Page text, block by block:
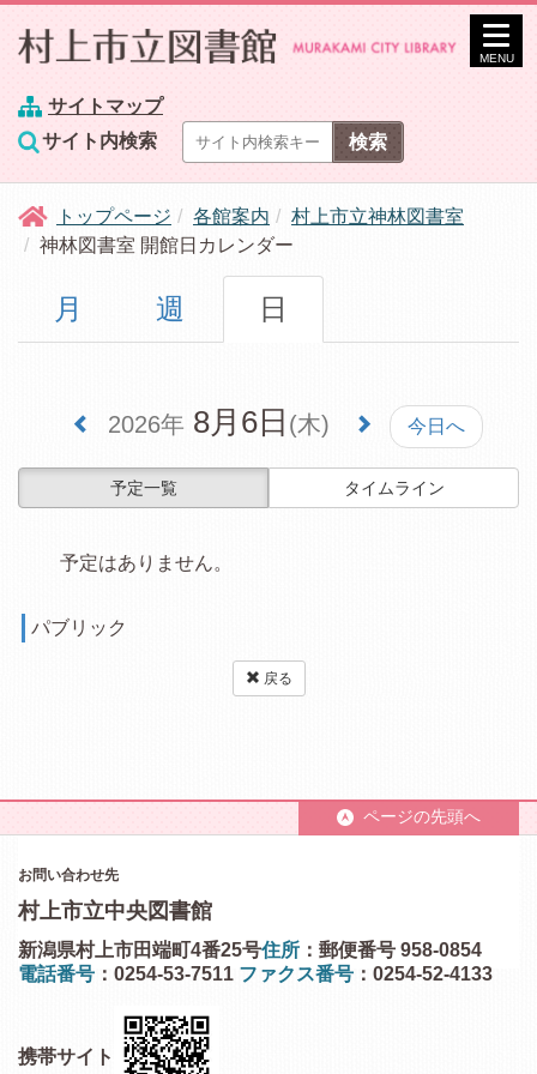
サイトマップ
サイト内検索
MENU
トップページ 各館案内
村上市立神林図書室
神林図書室 開館日カレンダー
月 週 日
2026年 8月6日 (木) 今日へ
予定一覧 タイムライン
予定はありません。
パブリック
戻る
ページの先頭へ
お問い合わせ先
村上市立中央図書館
住所 ：郵便番号 958-0854
新潟県村上市田端町4番25号
電話番号 ：0254-53-7511 ファクス番号 ：0254-52-4133
携帯サイト